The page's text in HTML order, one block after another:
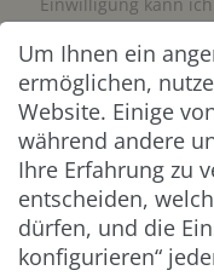
Abmeldung vom
**
ZAHLUNG &
Um Ihnen ein
ermöglichen,
Website. Einige
während andere
Ihre Erfahrung zu
entscheiden,
dürfen, und die
konfigurieren“